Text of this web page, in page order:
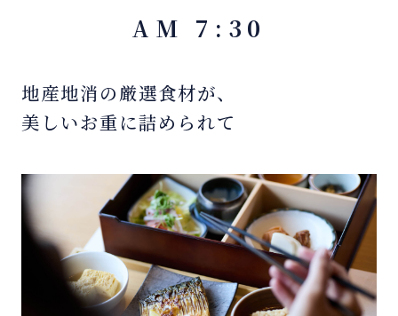
AM 7:30
地産地消の厳選食材が、
美しいお重に詰められて